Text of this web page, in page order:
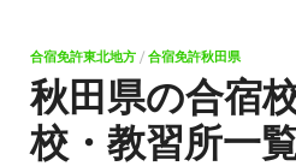
合宿免許東北地方 / 合宿免許秋田県
秋田県の合宿
校・教習所一